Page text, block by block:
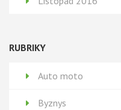
RUBRIKY
Auto moto
Byznys